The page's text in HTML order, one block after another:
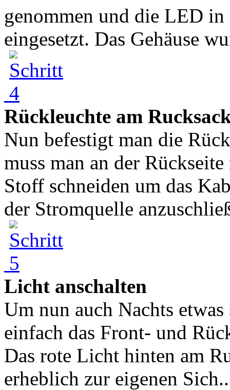
genommen und die LED
eingesetzt. Das Gehäuse
Rückleuchte am
Nun befestigt man die
muss man an der
Stoff schneiden um das
der Stromquelle
Licht anschalten
Um nun auch Nachts
einfach das Front- und
Das rote Licht hinten am
erheblich zur eigenen